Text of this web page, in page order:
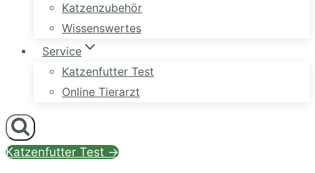
Katzenzubehör
Wissenswertes
Service
Katzenfutter Test
Online Tierarzt
Katzenfutter Test →